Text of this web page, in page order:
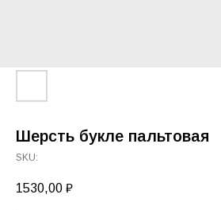
Шерсть букле пальтовая
SKU:
1530,00 ₽